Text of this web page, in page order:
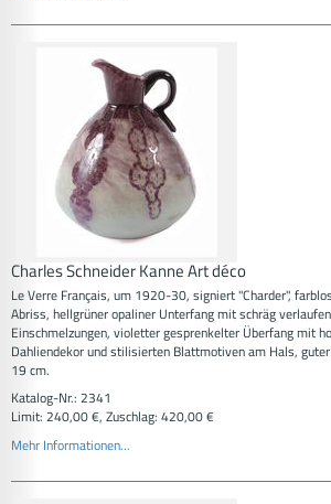
Charles Schneider Kanne Art déco
Le Verre Français, um 1920-30, signiert "Charder",
Abriss, hellgrüner opaliner Unterfang mit schräg
Einschmelzungen, violetter gesprenkelter Überfang mit
Dahliendekor und stilisierten Blattmotiven am Hals,
19 cm.
Katalog-Nr.: 2341
Limit: 240,00 €, Zuschlag: 420,00 €
Mehr Informationen...